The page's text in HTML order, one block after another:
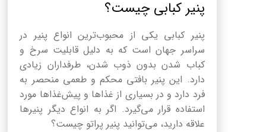
پنیر کبابی چیست؟
پنیر کبابی یکی از محبوب‌ترین انواع پنیر در
سراسر جهان است که به دلیل قابلیت سرخ و
کباب شدن بدون ذوب شدن، طرفداران زیادی
دارد. این پنیر بافتی محکم و طعمی منحصر به
فرد دارد و در بسیاری از غذاها و پیش‌غذاها مورد
استفاده قرار می‌گیرد. اگر به انواع دیگر پنیرها
علاقه دارید، می‌توانید پنیر پراتو چیست؟